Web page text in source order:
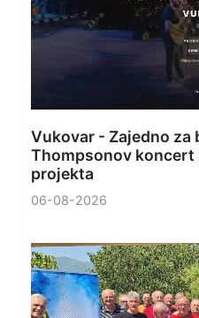
Vukovar - Zajedno za
Thompsonov koncert
projekta
06-08-2026